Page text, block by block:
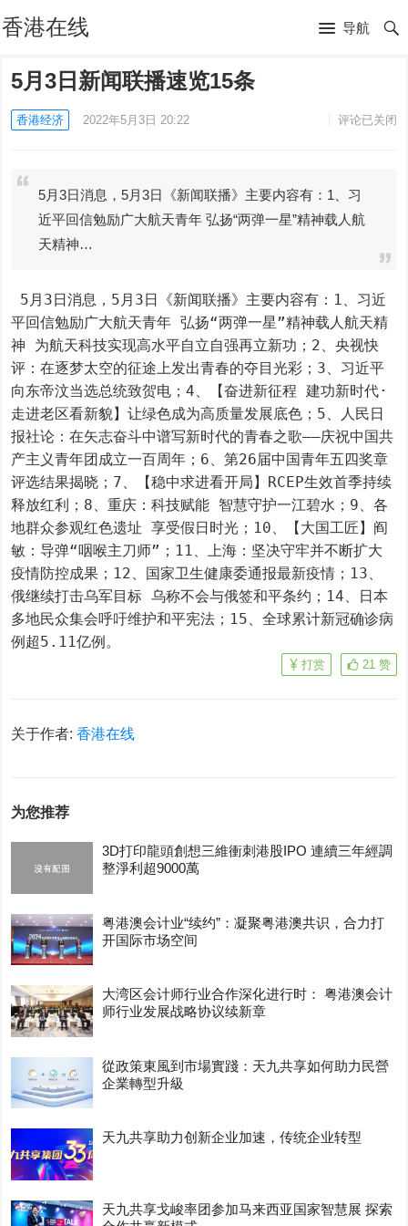
香港在线 导航
5月3日新闻联播速览15条
香港经济 2022年5月3日 20:22 评论已关闭
5月3日消息，5月3日《新闻联播》主要内容有：1、习
近平回信勉励广大航天青年 弘扬“两弹一星”精神载人航
天精神…
平回信勉励广大航天青年 弘扬“两弹一星”精神载人航天精
神 为航天科技实现高水平自立自强再立新功；2、央视快
评：在逐梦太空的征途上发出青春的夺目光彩；3、习近平
向东帝汶当选总统致贺电；4、【奋进新征程 建功新时代·
走进老区看新貌】让绿色成为高质量发展底色；5、人民日
报社论：在矢志奋斗中谱写新时代的青春之歌——庆祝中国共
产主义青年团成立一百周年；6、第26届中国青年五四奖章
评选结果揭晓；7、【稳中求进看开局】RCEP生效首季持续
释放红利；8、重庆：科技赋能 智慧守护一江碧水；9、各
地群众参观红色遗址 享受假日时光；10、【大国工匠】阎
敏：导弹“咽喉主刀师”；11、上海：坚决守牢并不断扩大
疫情防控成果；12、国家卫生健康委通报最新疫情；13、
俄继续打击乌军目标 乌称不会与俄签和平条约；14、日本
多地民众集会呼吁维护和平宪法；15、全球累计新冠确诊病
例超5.11亿例。
21 赞
打赏
关于作者:香港在线
为您推荐
3D打印龍頭創想三維衝刺港股IPO 連續三年經調
整淨利超9000萬
粤港澳会计业“续约”：凝聚粤港澳共识，合力打
开国际市场空间
大湾区会计师行业合作深化进行时： 粤港澳会计
师行业发展战略协议续新章
從政策東風到市場實踐：天九共享如何助力民營
企業轉型升級
天九共享助力创新企业加速，传统企业转型
天九共享戈峻率团参加马来西亚国家智慧展 探索